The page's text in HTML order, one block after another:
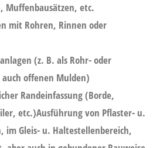
Muffenbausätzen, etc.
mit Rohren, Rinnen oder
(z. B. als Rohr- oder
offenen Mulden)
Randeinfassung (Borde,
etc.)Ausführung von Pflaster- u.
im Gleis- u. Haltestellenbereich,